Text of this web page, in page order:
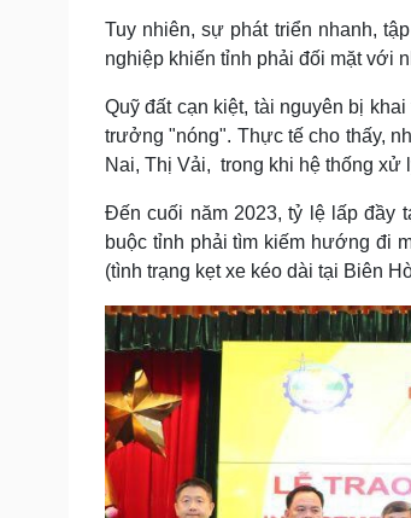
Tuy nhiên, sự phát triển nhanh,
nghiệp khiến tỉnh phải đối mặt với
Quỹ đất cạn kiệt, tài nguyên bị
trưởng "nóng". Thực tế cho thấy,
Nai, Thị Vải, trong khi hệ thống xử
Đến cuối năm 2023, tỷ lệ lấp đầy
buộc tỉnh phải tìm kiếm hướng đi
(tình trạng kẹt xe kéo dài tại Biên